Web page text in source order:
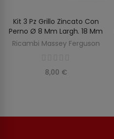
AGGIUNGI AL CARRELLO
Kit 3 Pz Grillo Zincato Con
Perno Ø 8 Mm Largh. 18 Mm
Ricambi Massey Ferguson
8,00 €